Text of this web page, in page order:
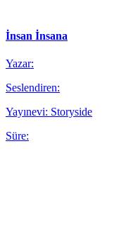
İnsan İnsana
Yazar:
Seslendiren:
Yayınevi: Storyside
Süre: